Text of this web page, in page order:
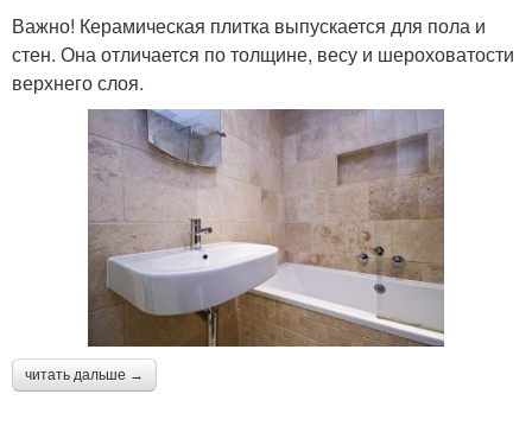
Важно! Керамическая плитка выпускается для пола и
стен. Она отличается по толщине, весу и шероховатости
верхнего слоя.
читать дальше →